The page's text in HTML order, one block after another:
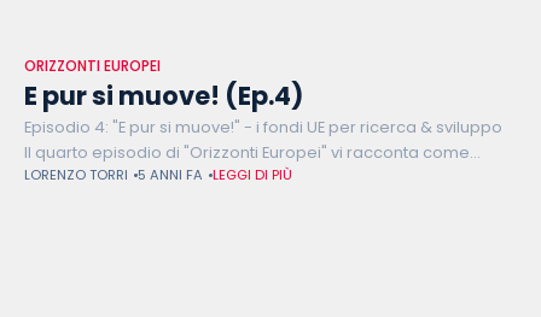
ORIZZONTI EUROPEI
E pur si muove! (Ep.4)
Episodio 4: "E pur si muove!" - i fondi UE per ricerca & sviluppo
Il quarto episodio di "Orizzonti Europei" vi racconta come
l'Unione Europea finanzia i programmi di
LORENZO TORRI 5 ANNI FA LEGGI DI PIÙ